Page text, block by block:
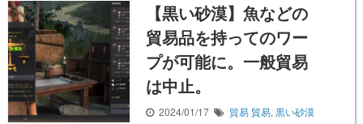
【黒い砂漠】魚などの
貿易品を持ってのワー
プが可能に。一般貿易
は中止。
2024/01/17 貿易 貿易, 黒い砂漠